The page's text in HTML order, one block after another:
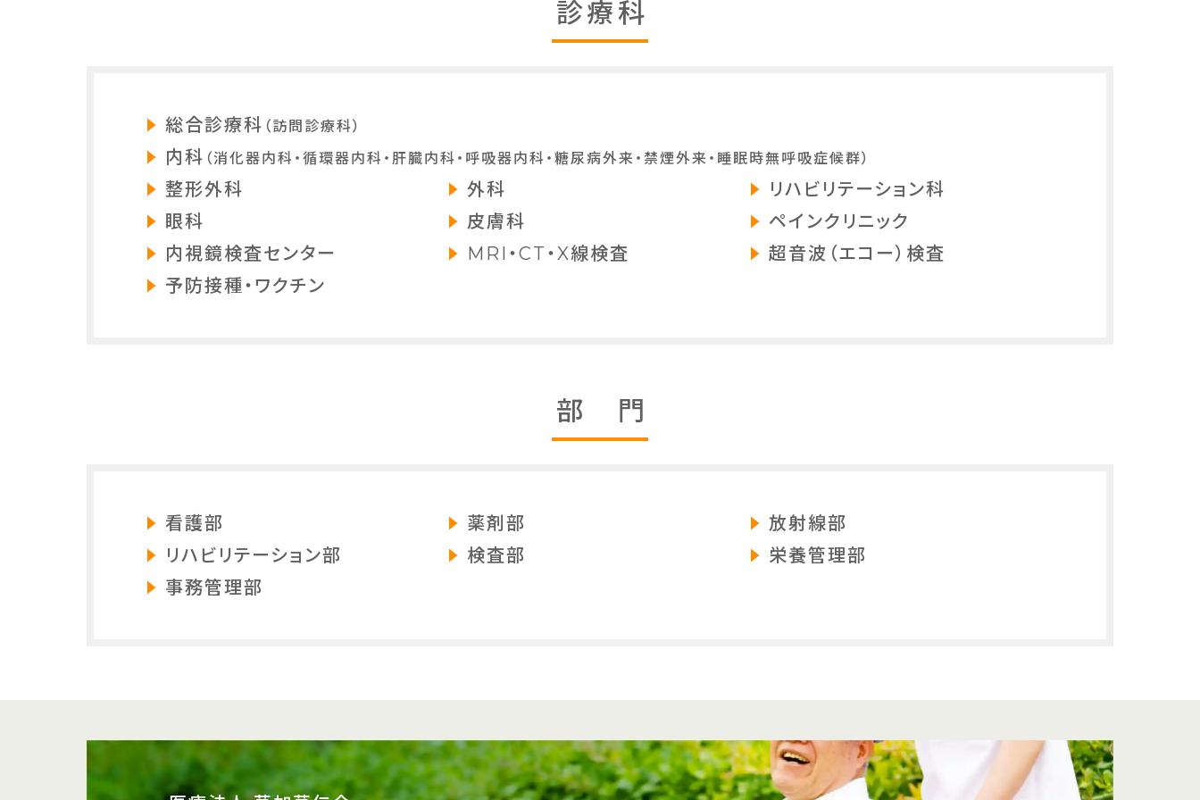
診療科
総合診療科 （訪問診療科）
内科 （消化器内科・循環器内科・肝臓内科・呼吸器内科・糖尿病外来・禁煙外来・睡眠時無呼吸症候群）
整形外科 外科
リハビリテーション科
眼科
皮膚科
ペインクリニック
内視鏡検査センター
MRI・CT・X線検査
超音波（エコー）検査
予防接種・ワクチン
部 門
看護部 薬剤部
放射線部
リハビリテーション部
検査部
栄養管理部
事務管理部